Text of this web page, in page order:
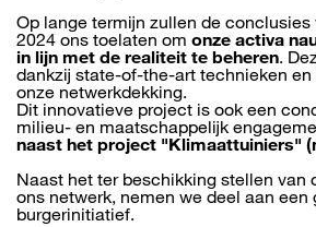
Op lange termijn zullen de conclusies
2024 ons toelaten om onze activa
in lijn met de realiteit te beheren.
dankzij state-of-the-art technieken
onze netwerkdekking.
Dit innovatieve project is ook een
milieu- en maatschappelijk
naast het project "Klimaattuiniers"
Naast het ter beschikking stellen van
ons netwerk, nemen we deel aan een
burgerinitiatief.